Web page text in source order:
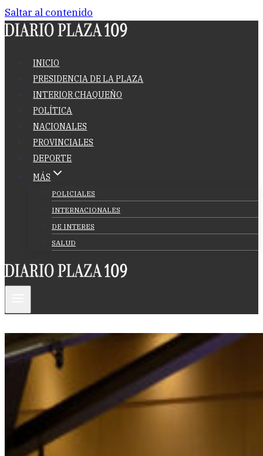
Saltar al contenido
INICIO
PRESIDENCIA DE LA PLAZA
INTERIOR CHAQUEÑO
POLÍTICA
NACIONALES
PROVINCIALES
DEPORTE
MÁS
POLICIALES
INTERNACIONALES
DE INTERES
SALUD